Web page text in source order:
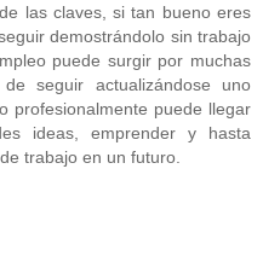
las claves, si tan bueno eres
demostrándolo sin trabajo
puede surgir por muchas
seguir actualizándose uno
profesionalmente puede llegar
ideas, emprender y hasta
trabajo en un futuro.